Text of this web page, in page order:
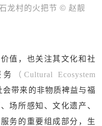
龙村的火把节 © 赵靓
值，也关注其文化和社
（Cultural Ecosystem
带来的非物质裨益与福
场所感知、文化遗产、
务的重要组成部分，生